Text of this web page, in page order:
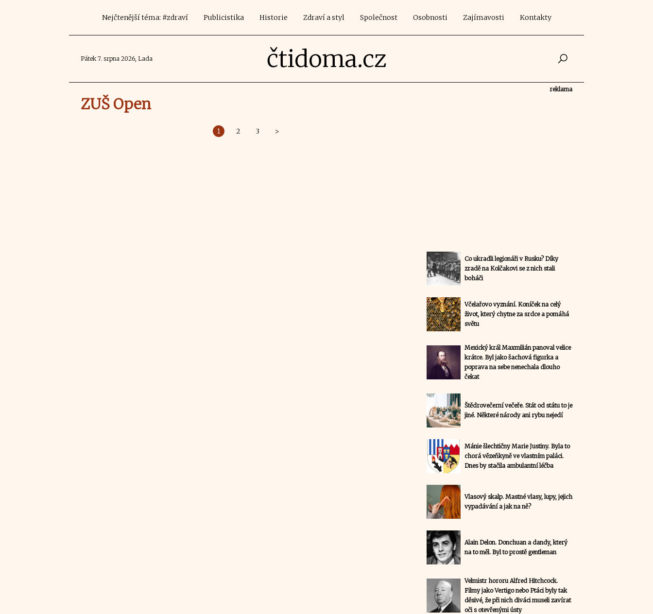
Nejčtenější téma: #zdraví Publicistika Historie Zdraví a styl Společnost Osobnosti Zajímavosti Kontakty
Pátek 7. srpna 2026, Lada čtidoma.cz
ZUŠ Open
1 2 3 >
reklama
Co ukradli legionáři v Rusku? Díky
zradě na Kolčakovi se z nich stali
boháči
Včelařovo vyznání. Koníček na celý
život, který chytne za srdce a pomáhá
světu
Mexický král Maxmilián panoval velice
krátce. Byl jako šachová figurka a
poprava na sebe nenechala dlouho
čekat
Štědrovečerní večeře. Stát od státu to je
jiné. Některé národy ani rybu nejedí
Mánie šlechtičny Marie Justiny. Byla to
chorá vězeňkyně ve vlastním paláci.
Dnes by stačila ambulantní léčba
Vlasový skalp. Mastné vlasy, lupy, jejich
vypadávání a jak na ně?
Alain Delon. Donchuan a dandy, který
na to měl. Byl to prostě gentleman
Velmistr hororu Alfred Hitchcock.
Filmy jako Vertigo nebo Ptáci byly tak
děsivé, že při nich diváci museli zavírat
oči s otevřenými ústy